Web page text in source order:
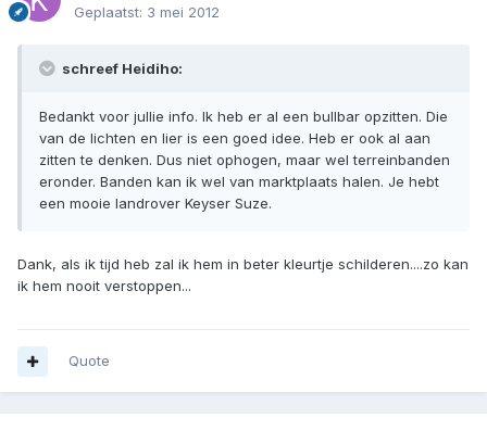
Geplaatst: 3 mei 2012
schreef Heidiho:
Bedankt voor jullie info. Ik heb er al een bullbar opzitten. Die
van de lichten en lier is een goed idee. Heb er ook al aan
zitten te denken. Dus niet ophogen, maar wel terreinbanden
eronder. Banden kan ik wel van marktplaats halen. Je hebt
een mooie landrover Keyser Suze.
Dank, als ik tijd heb zal ik hem in beter kleurtje schilderen....zo kan
ik hem nooit verstoppen...
Quote